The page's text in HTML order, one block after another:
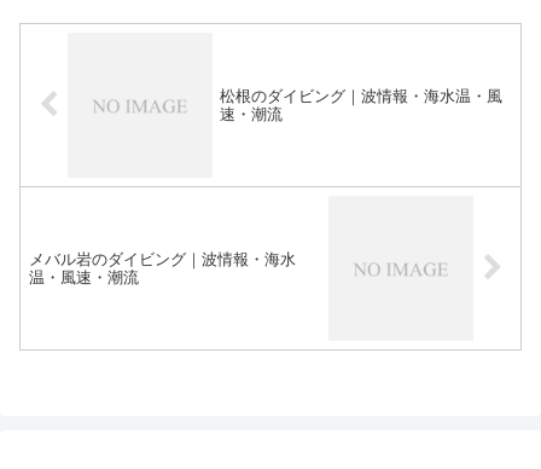
松根のダイビング｜波情報・海水温・風
速・潮流
メバル岩のダイビング｜波情報・海水
温・風速・潮流